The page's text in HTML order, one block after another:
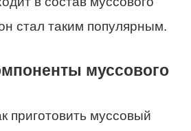
стал таким популярным.
муссового
приготовить муссовый